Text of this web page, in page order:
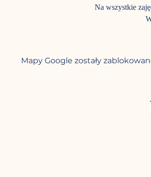
Na wszystkie
trzeba mieć
jeśli mielibyście
Mapy Google zostały